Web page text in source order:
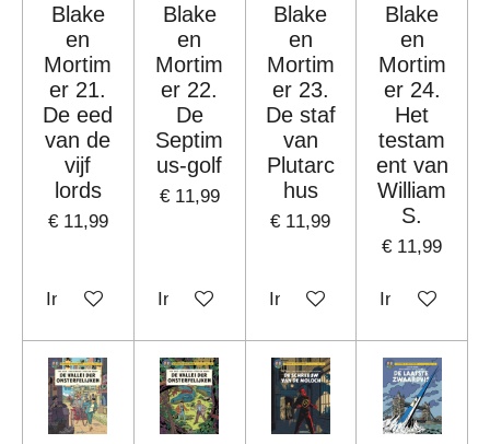
Blake
en
Mortim
er 21.
De eed
van de
vijf
lords
€ 11,99
In winkelwagen
Blake
en
Mortim
er 22.
De
Septim
us-golf
€ 11,99
In winkelwagen
Blake
en
Mortim
er 23.
De staf
van
Plutarc
hus
€ 11,99
In winkelwagen
Blake
en
Mortim
er 24.
Het
testam
ent van
William
S.
€ 11,99
In